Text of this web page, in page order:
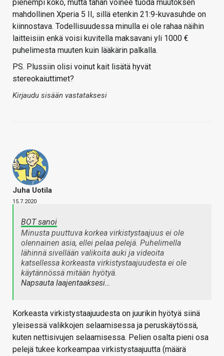
pienempi koko, mutta tähän voinee tuoda muutoksen
mahdollinen Xperia 5 II, sillä etenkin 21:9-kuvasuhde on
kiinnostava. Todellisuudessa minulla ei ole rahaa näihin
laitteisiin enkä voisi kuvitella maksavani yli 1000 €
puhelimesta muuten kuin lääkärin palkalla.
PS. Plussiin olisi voinut kait lisätä hyvät
stereokaiuttimet?
Kirjaudu sisään vastataksesi
Juha Uotila
15.7.2020
BOT sanoi
Minusta puuttuva korkea virkistystaajuus ei ole
olennainen asia, ellei pelaa pelejä. Puhelimella
lähinnä sivellään valikoita auki ja videoita
katsellessa korkeasta virkistystaajuudesta ei ole
käytännössä mitään hyötyä.
Napsauta laajentaaksesi…
Korkeasta virkistystaajuudesta on juurikin hyötyä siinä
yleisessä valikkojen selaamisessa ja peruskäytössä,
kuten nettisivujen selaamisessa. Pelien osalta pieni osa
pelejä tukee korkeampaa virkistystaajuutta (määrä